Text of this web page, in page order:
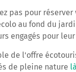
pas pour réserver
au fond du
engagés pour
de l'offre
de pleine nature là